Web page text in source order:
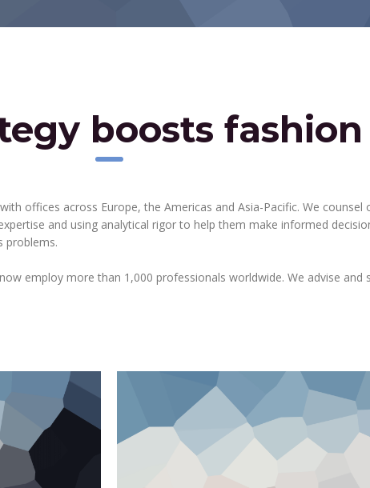
boosts
offices across Europe, the Americas and Asia-Pacific. We counsel
and using analytical rigor to help them make informed
problems.
employ more than 1,000 professionals worldwide. We advise and